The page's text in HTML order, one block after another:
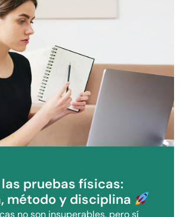
pruebas físicas:
método y disciplina
no son insuperables, pero sí